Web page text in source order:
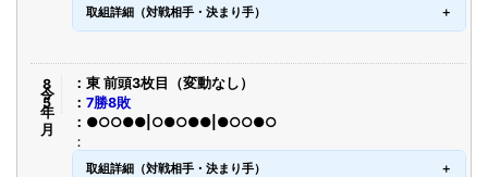
取組詳細（対戦相手・決まり手）
令8年5月
東 前頭3枚目（変動なし）
7勝8敗
●○○●●|○●○●●|●○○●○
取組詳細（対戦相手・決まり手）